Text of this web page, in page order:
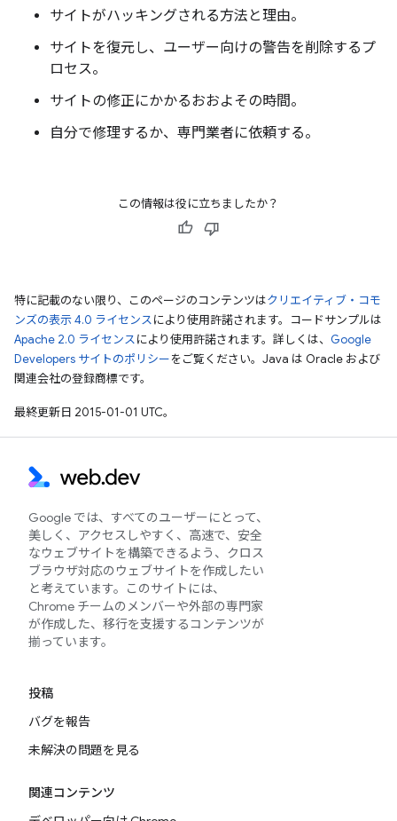
サイトがハッキングされる方法と理由。
サイトを復元し、ユーザー向けの警告を削除するプ
ロセス。
サイトの修正にかかるおおよその時間。
自分で修理するか、専門業者に依頼する。
この情報は役に立ちましたか？
特に記載のない限り、このページのコンテンツはクリエイティブ・コモ
ンズの表示 4.0 ライセンスにより使用許諾されます。コードサンプルは
Apache 2.0 ライセンスにより使用許諾されます。詳しくは、 Google
Developers サイトのポリシーをご覧ください。Java は Oracle および
関連会社の登録商標です。
最終更新日 2015-01-01 UTC。
Google では、すべてのユーザーにとって、
美しく、アクセスしやすく、高速で、安全
なウェブサイトを構築できるよう、クロス
ブラウザ対応のウェブサイトを作成したい
と考えています。このサイトには、
Chrome チームのメンバーや外部の専門家
が作成した、移行を支援するコンテンツが
揃っています。
投稿
バグを報告
未解決の問題を見る
関連コンテンツ